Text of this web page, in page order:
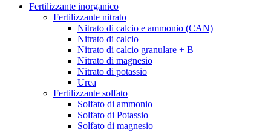
Fertilizzante inorganico
Fertilizzante nitrato
Nitrato di calcio e ammonio (CAN)
Nitrato di calcio
Nitrato di calcio granulare + B
Nitrato di magnesio
Nitrato di potassio
Urea
Fertilizzante solfato
Solfato di ammonio
Solfato di Potassio
Solfato di magnesio